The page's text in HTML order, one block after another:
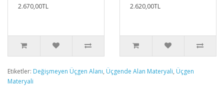
2.670,00TL
2.620,00TL
Etiketler: Değişmeyen Üçgen Alanı, Üçgende Alan Materyali, Üçgen
Materyali